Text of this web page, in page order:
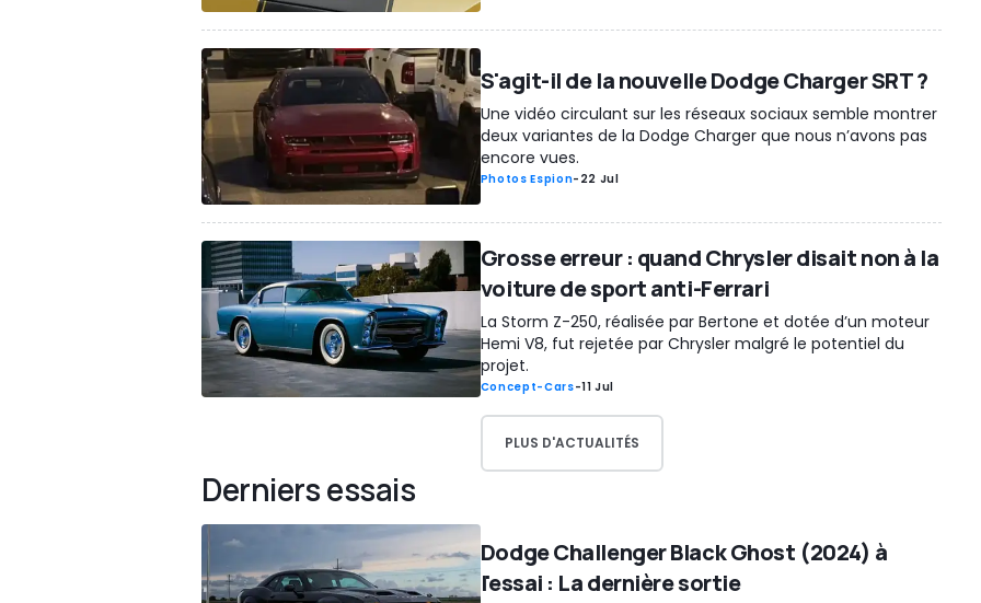
S'agit-il de la nouvelle Dodge Charger SRT ?
Une vidéo circulant sur les réseaux sociaux semble montrer
deux variantes de la Dodge Charger que nous n’avons pas
encore vues.
Photos Espion- 22 Jul
Grosse erreur : quand Chrysler disait non à la
voiture de sport anti-Ferrari
La Storm Z-250, réalisée par Bertone et dotée d’un moteur
Hemi V8, fut rejetée par Chrysler malgré le potentiel du
projet.
Concept-Cars-11 Jul
PLUS D'ACTUALITÉS
Derniers essais
Dodge Challenger Black Ghost (2024) à
l'essai : La dernière sortie